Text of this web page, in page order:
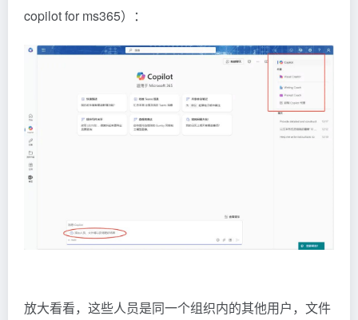
copilot for ms365）：
放大看看，这些人员是同一个组织内的其他用户，文件